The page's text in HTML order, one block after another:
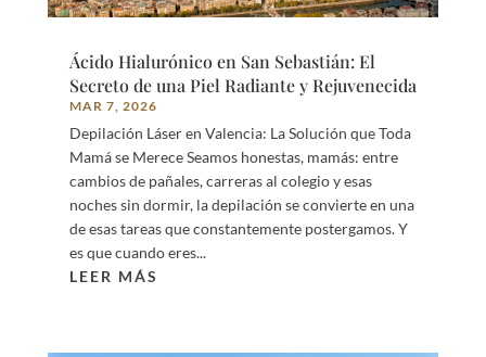
Ácido Hialurónico en San Sebastián: El
Secreto de una Piel Radiante y Rejuvenecida
MAR 7, 2026
Depilación Láser en Valencia: La Solución que Toda
Mamá se Merece Seamos honestas, mamás: entre
cambios de pañales, carreras al colegio y esas
noches sin dormir, la depilación se convierte en una
de esas tareas que constantemente postergamos. Y
es que cuando eres...
LEER MÁS